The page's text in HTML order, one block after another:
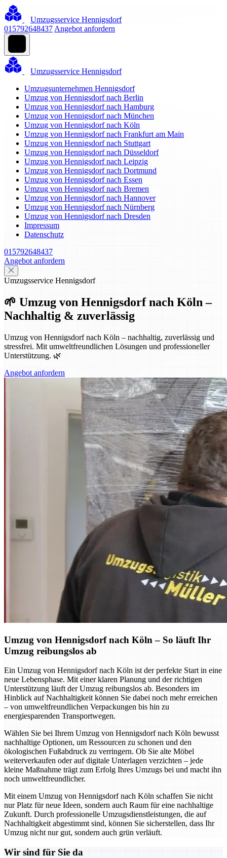
Umzugsservice Hennigsdorf
015792648437 Angebot anfordern
Umzugsservice Hennigsdorf
Umzugsunternehmen Hennigsdorf
Umzug von Hennigsdorf nach Berlin
Umzug von Hennigsdorf nach Hamburg
Umzug von Hennigsdorf nach München
Umzug von Hennigsdorf nach Köln
Umzug von Hennigsdorf nach Frankfurt am Main
Umzug von Hennigsdorf nach Stuttgart
Umzug von Hennigsdorf nach Düsseldorf
Umzug von Hennigsdorf nach Leipzig
Umzug von Hennigsdorf nach Dortmund
Umzug von Hennigsdorf nach Essen
Umzug von Hennigsdorf nach Bremen
Umzug von Hennigsdorf nach Hannover
Umzug von Hennigsdorf nach Nürnberg
Umzug von Hennigsdorf nach Dresden
Impressum
Datenschutz
015792648437
Angebot anfordern
Umzugsservice Hennigsdorf
🌱 Umzug von Hennigsdorf nach Köln –
Nachhaltig & zuverlässig
Umzug von Hennigsdorf nach Köln – nachhaltig, zuverlässig und
stressfrei. Mit umweltfreundlichen Lösungen und professioneller
Unterstützung. 🌿
Angebot anfordern
Umzug von Hennigsdorf nach Köln – So läuft Ihr
Umzug reibungslos ab
Ein Umzug von Hennigsdorf nach Köln ist der perfekte Start in eine
neue Lebensphase. Mit einer klaren Planung und der richtigen
Unterstützung läuft der Umzug reibungslos ab. Besonders im
Hinblick auf Nachhaltigkeit können Sie dabei noch mehr erreichen
– von umweltfreundlichen Verpackungen bis hin zu
energiesparenden Transportwegen.
Wählen Sie bei Ihrem Umzug von Hennigsdorf nach Köln bewusst
nachhaltige Optionen, um Ressourcen zu schonen und den
ökologischen Fußabdruck zu verringern. Ob Sie alte Möbel
weiterverkaufen oder auf digitale Unterlagen verzichten – jede
kleine Maßnahme trägt zum Erfolg Ihres Umzugs bei und macht ihn
noch umweltfreundlicher.
Mit einem Umzug von Hennigsdorf nach Köln schaffen Sie nicht
nur Platz für neue Ideen, sondern auch Raum für eine nachhaltige
Zukunft. Durch professionelle Umzugsdienstleistungen, die auf
Nachhaltigkeit abgestimmt sind, können Sie sicherstellen, dass Ihr
Umzug nicht nur gut, sondern auch grün verläuft.
Wir sind für Sie da